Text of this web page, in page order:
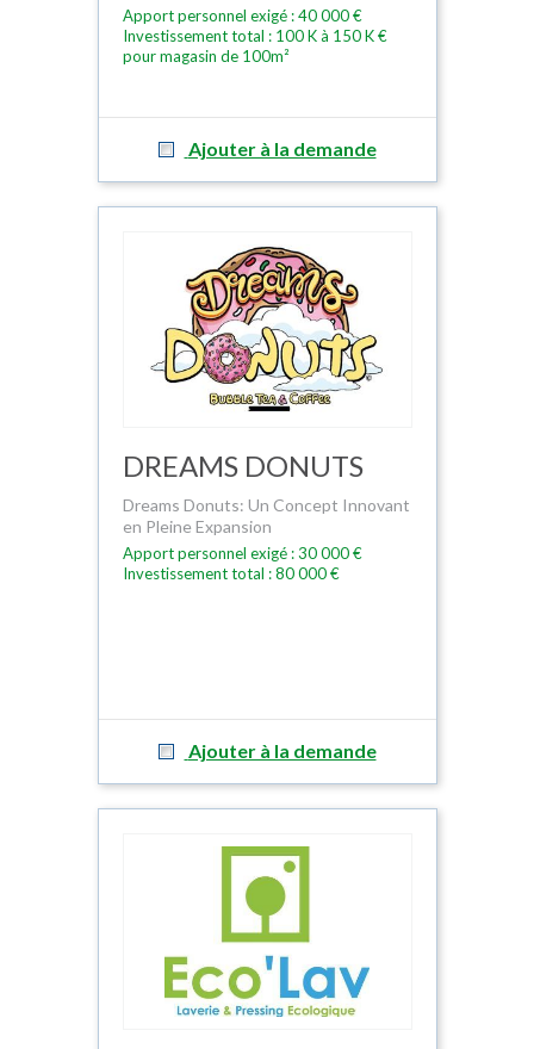
Apport personnel exigé : 40 000 €
Investissement total : 100 K à 150 K €
pour magasin de 100m²
Ajouter à la demande
DREAMS DONUTS
Dreams Donuts: Un Concept Innovant
en Pleine Expansion
Apport personnel exigé : 30 000 €
Investissement total : 80 000 €
Ajouter à la demande